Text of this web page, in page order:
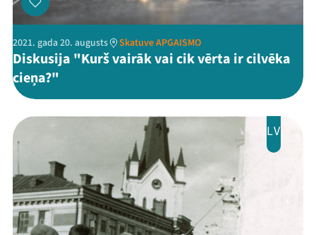
2021. gada 20. augusts Skatuve APGAISMO
Diskusija "Kurš vairāk vai cik vērta ir cilvēka
cieņa?"
LV